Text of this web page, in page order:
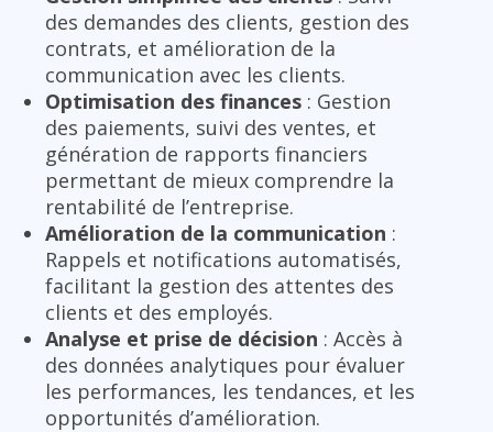
des demandes des clients, gestion des
contrats, et amélioration de la
communication avec les clients.
Optimisation des finances : Gestion
des paiements, suivi des ventes, et
génération de rapports financiers
permettant de mieux comprendre la
rentabilité de l’entreprise.
Amélioration de la communication :
Rappels et notifications automatisés,
facilitant la gestion des attentes des
clients et des employés.
Analyse et prise de décision : Accès à
des données analytiques pour évaluer
les performances, les tendances, et les
opportunités d’amélioration.